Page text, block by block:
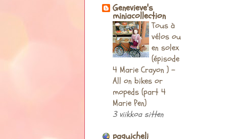
Genevieve's
miniacollection
Tous à
vélos ou
en solex
(épisode
4 Marie Crayon ) -
All on bikes or
mopeds (part 4
Marie Pen)
3 viikkoa sitten
paquicheli